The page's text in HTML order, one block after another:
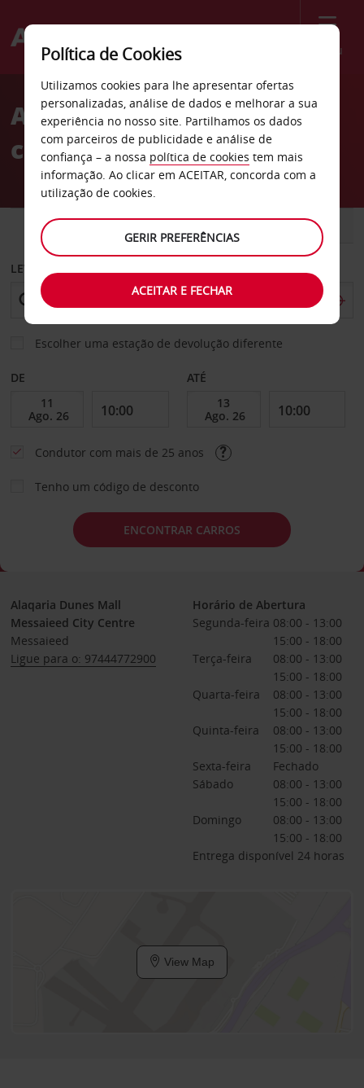
Menu
Welcome
AvisAluguer de
carros Messaieed Branch
CARRO COMERCIAIS
LEVANTAR EM
Escolher uma estação de devolução diferente
DE ATÉ
Condutor com mais de 25 anos
Tenho um código de desconto
ENCONTRAR CARROS
Alaqaria Dunes Mall
Messaieed City Centre
Messaieed
Ligue para o: 97444772900
Horário de Abertura
Segunda-feira 08:00 - 13:00
15:00 - 18:00
Terça-feira
08:00 - 13:00
15:00 - 18:00
Quarta-feira
08:00 - 13:00
15:00 - 18:00
Quinta-feira
08:00 - 13:00
15:00 - 18:00
Sexta-feira
Fechado
Sábado
08:00 - 13:00
15:00 - 18:00
Domingo
08:00 - 13:00
15:00 - 18:00
Entrega disponível 24 horas
View Map
Política de Cookies
Utilizamos cookies para lhe apresentar ofertas
personalizadas, análise de dados e melhorar a sua
experiência no nosso site. Partilhamos os dados
com parceiros de publicidade e análise de
confiança – a nossa política de cookies tem mais
informação. Ao clicar em ACEITAR, concorda com a
utilização de cookies.
GERIR PREFERÊNCIAS
ACEITAR E FECHAR